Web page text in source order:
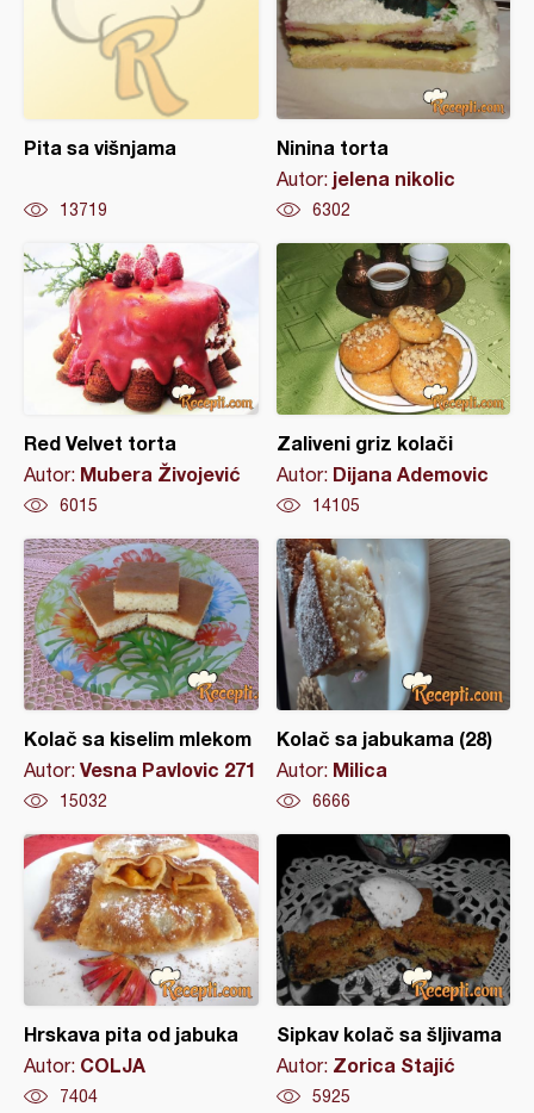
Pita sa višnjama
13719
Ninina torta
Autor: jelena nikolic
6302
Red Velvet torta
Autor: Mubera Živojević
6015
Zaliveni griz kolači
Autor: Dijana Ademovic
14105
Kolač sa kiselim mlekom
Autor: Vesna Pavlovic 271
15032
Kolač sa jabukama (28)
Autor: Milica
6666
Hrskava pita od jabuka
Autor: COLJA
7404
Sipkav kolač sa šljivama
Autor: Zorica Stajić
5925